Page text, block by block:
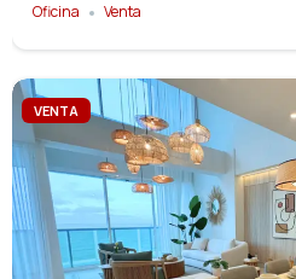
Oficina
Venta
VENTA